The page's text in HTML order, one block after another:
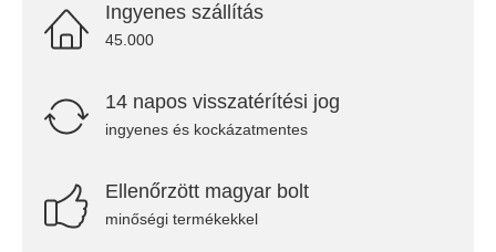
Ingyenes szállítás
45.000
14 napos visszatérítési jog
ingyenes és kockázatmentes
Ellenőrzött magyar bolt
minőségi termékekkel